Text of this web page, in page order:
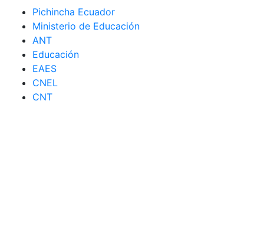
Pichincha Ecuador
Ministerio de Educación
ANT
Educación
EAES
CNEL
CNT